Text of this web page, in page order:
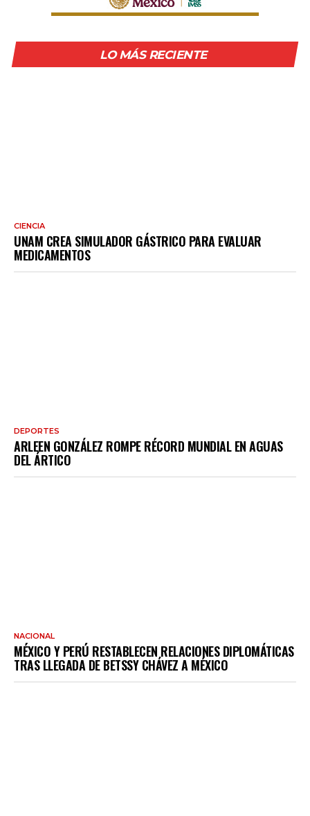
LO MÁS RECIENTE
CIENCIA
UNAM CREA SIMULADOR GÁSTRICO PARA EVALUAR
MEDICAMENTOS
DEPORTES
ARLEEN GONZÁLEZ ROMPE RÉCORD MUNDIAL EN AGUAS
DEL ÁRTICO
NACIONAL
MÉXICO Y PERÚ RESTABLECEN RELACIONES DIPLOMÁTICAS
TRAS LLEGADA DE BETSSY CHÁVEZ A MÉXICO